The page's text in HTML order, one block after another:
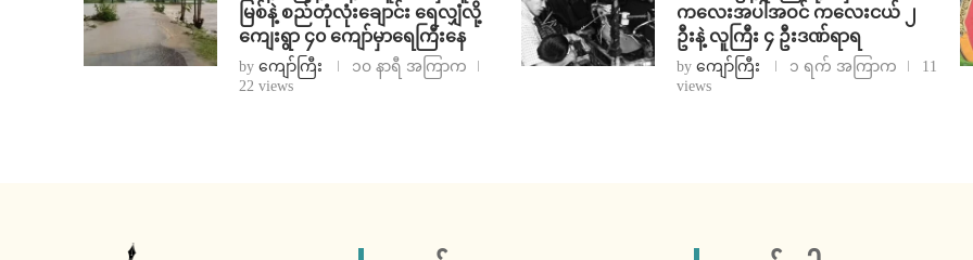
မြစ်နဲ့ စည်တုံလုံးချောင်း ရေလျှံလို့
ကျေးရွာ ၄၀ ကျော်မှာရေကြီးနေ
by ကျော်ကြီး
၁၀ နာရီ အကြာက
22 views
ကလေးအပါအဝင် ကလေးငယ် ၂
ဦးနဲ့ လူကြီး ၄ ဦးဒဏ်ရာရ
by ကျော်ကြီး ၁ ရက် အကြာက
11
views